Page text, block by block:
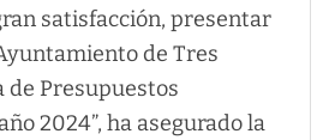
satisfacción, presentar
de Tres
de Presupuestos
2024”, ha asegurado la